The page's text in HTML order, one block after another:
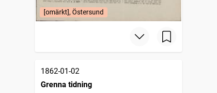
[omärkt], Östersund
1862-01-02
Grenna tidning